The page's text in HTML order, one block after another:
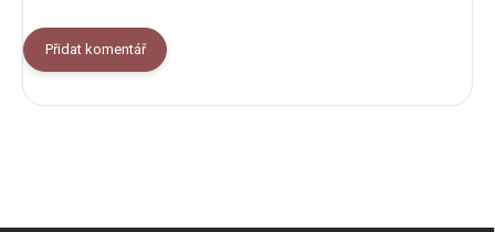
Přidat komentář